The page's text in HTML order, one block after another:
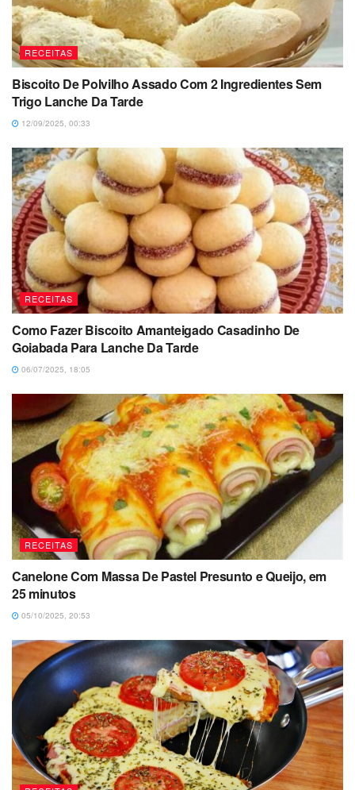
RECEITAS
Biscoito De Polvilho Assado Com 2 Ingredientes Sem
Trigo Lanche Da Tarde
12/09/2025, 00:33
RECEITAS
Como Fazer Biscoito Amanteigado Casadinho De
Goiabada Para Lanche Da Tarde
06/07/2025, 18:05
RECEITAS
Canelone Com Massa De Pastel Presunto e Queijo, em
25 minutos
05/10/2025, 20:53